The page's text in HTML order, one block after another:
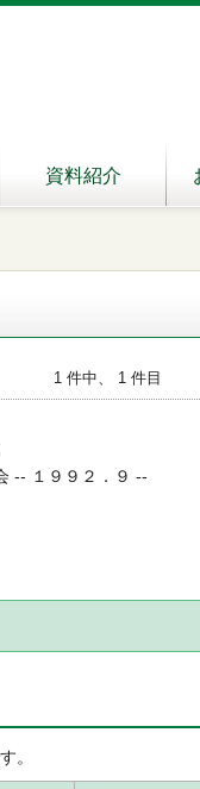
資料紹介
1 件中、 1 件目
-- １９９２．９ --
。